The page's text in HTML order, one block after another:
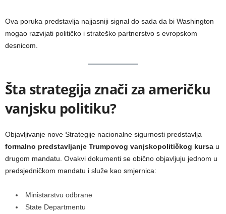
Ova poruka predstavlja najjasniji signal do sada da bi Washington
mogao razvijati političko i strateško partnerstvo s evropskom
desnicom.
Šta strategija znači za američku
vanjsku politiku?
Objavljivanje nove Strategije nacionalne sigurnosti predstavlja
formalno predstavljanje Trumpovog vanjskopolitičkog kursa u
drugom mandatu. Ovakvi dokumenti se obično objavljuju jednom u
predsjedničkom mandatu i služe kao smjernica:
Ministarstvu odbrane
State Departmentu